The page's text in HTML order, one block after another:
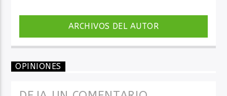
ARCHIVOS DEL AUTOR
OPINIONES